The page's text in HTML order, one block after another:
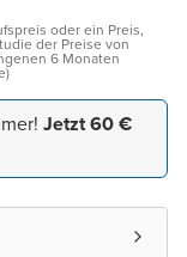
oder ein Preis,
der Preise von
6 Monaten
Jetzt 60 €